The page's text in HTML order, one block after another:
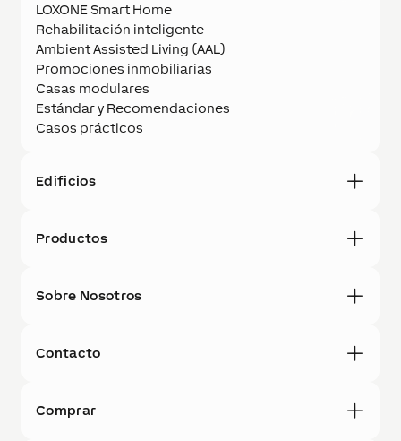
LOXONE Smart Home
Rehabilitación inteligente
Ambient Assisted Living (AAL)
Promociones inmobiliarias
Casas modulares
Estándar y Recomendaciones
Casos prácticos
Edificios
Productos
Sobre Nosotros
Contacto
Comprar